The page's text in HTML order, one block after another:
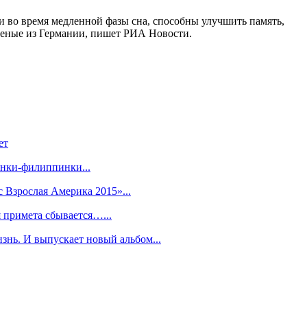
время медленной фазы сна, способны улучшить память,
из Германии, пишет РИА Новости.
филиппинки...
Взрослая Америка 2015»...
примета сбывается…...
И выпускает новый альбом...